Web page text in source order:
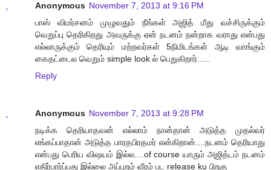
Anonymous November 7, 2013 at 9:16 PM
பாஸ் விமர்சனம் முழுவதும் நீங்கள் அஜித் மீது வச்சிருக்கும்
வெறுப்பு தெரிகிறது அவருக்கு ஏன் நடனம் நன்றாக வராது என்பது
எல்லாருக்கும் தெரியும் மற்றவர்கள் 5நிமிடங்கள் ஆடி வாங்கும்
கைதட்டைல வெறும் simple look ல் பெறுகிறார்.....
Reply
Anonymous November 7, 2013 at 9:28 PM
நடிக்க தெரியாதவன் எல்லாம் நான்தான் அடுத்த முதல்வர்
எங்கப்பாதான் அடுத்த பாரதபிரதமர் என்கிறான்....நடனம் தெரியாது
என்பது பெரிய விஷயம் இல்ல....of course யாரும் அஜித்டம் நடனம்
எதிர்பார்ப்பது இல்லை அப்புறம் வீரம் பட release ku பிறகு